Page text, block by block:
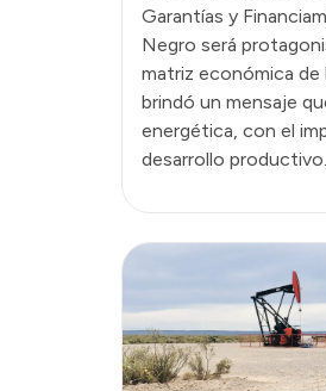
Garantías y
Negro será
matriz económica de
brindó un mensaje
energética, con el
desarrollo productivo.